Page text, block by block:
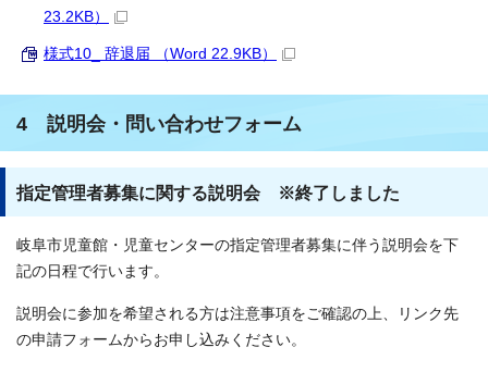
23.2KB）
様式10_ 辞退届 （Word 22.9KB）
4 説明会・問い合わせフォーム
指定管理者募集に関する説明会 ※終了しました
岐阜市児童館・児童センターの指定管理者募集に伴う説明会を下
記の日程で行います。
説明会に参加を希望される方は注意事項をご確認の上、リンク先
の申請フォームからお申し込みください。